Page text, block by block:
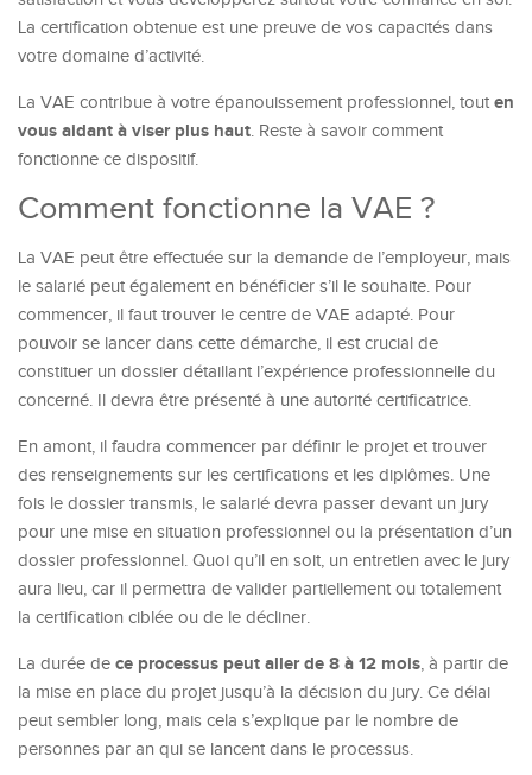
La certification obtenue est une preuve de vos capacités dans
votre domaine d’activité.
La VAE contribue à votre épanouissement professionnel, tout en
vous aidant à viser plus haut. Reste à savoir comment
fonctionne ce dispositif.
Comment fonctionne la VAE ?
La VAE peut être effectuée sur la demande de l’employeur, mais
le salarié peut également en bénéficier s’il le souhaite. Pour
commencer, il faut trouver le centre de VAE adapté. Pour
pouvoir se lancer dans cette démarche, il est crucial de
constituer un dossier détaillant l’expérience professionnelle du
concerné. Il devra être présenté à une autorité certificatrice.
En amont, il faudra commencer par définir le projet et trouver
des renseignements sur les certifications et les diplômes. Une
fois le dossier transmis, le salarié devra passer devant un jury
pour une mise en situation professionnel ou la présentation d’un
dossier professionnel. Quoi qu’il en soit, un entretien avec le jury
aura lieu, car il permettra de valider partiellement ou totalement
la certification ciblée ou de le décliner.
La durée de ce processus peut aller de 8 à 12 mois, à partir de
la mise en place du projet jusqu’à la décision du jury. Ce délai
peut sembler long, mais cela s’explique par le nombre de
personnes par an qui se lancent dans le processus.